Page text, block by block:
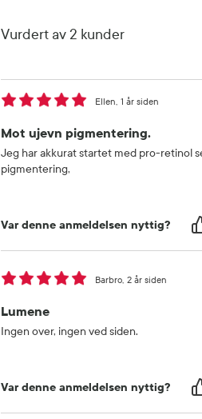
Vurdert av 2 kunder
Mot ujevn pigmentering.
1 år siden
Ellen
Jeg har akkurat startet med pro-retinol
pigmentering,
Var denne anmeldelsen nyttig?
Lumene
2 år siden
Barbro
Ingen over, ingen ved siden.
Var denne anmeldelsen nyttig?